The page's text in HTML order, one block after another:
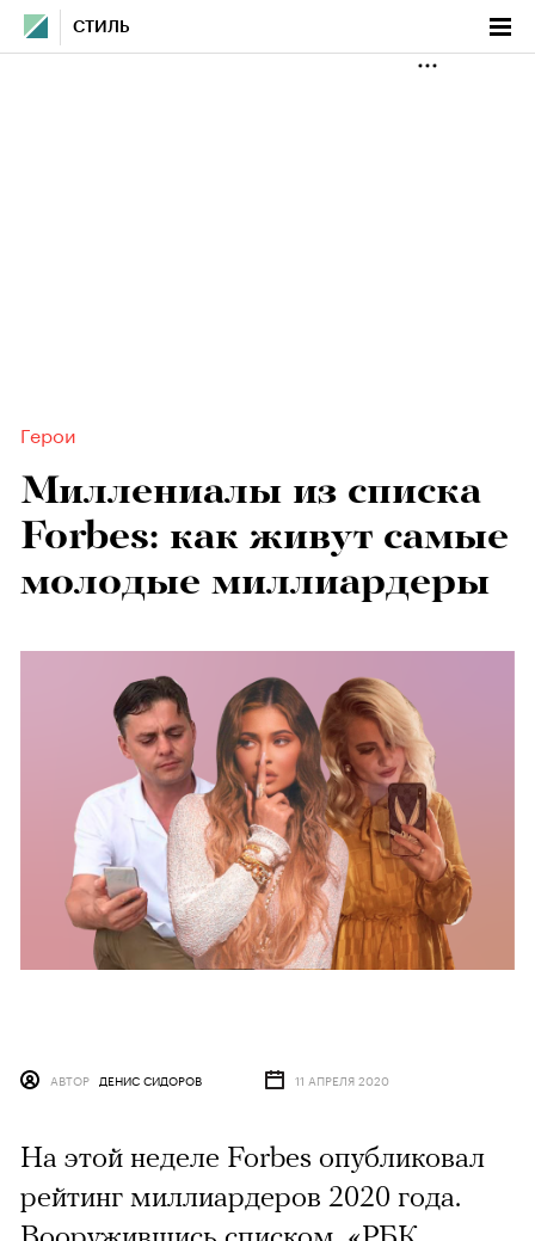
СТИЛЬ
Герои
Миллениалы из списка
Forbes: как живут самые
молодые миллиардеры
АВТОР ДЕНИС СИДОРОВ 11 АПРЕЛЯ 2020
На этой неделе Forbes опубликовал
рейтинг миллиардеров 2020 года.